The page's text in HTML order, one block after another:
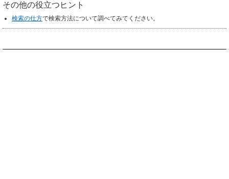
その他の役立つヒント
検索の仕方で検索方法について調べてみてください。